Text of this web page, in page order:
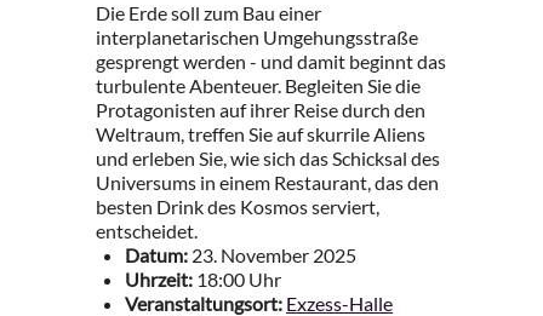
Die Erde soll zum Bau einer
interplanetarischen Umgehungsstraße
gesprengt werden - und damit beginnt das
turbulente Abenteuer. Begleiten Sie die
Protagonisten auf ihrer Reise durch den
Weltraum, treffen Sie auf skurrile Aliens
und erleben Sie, wie sich das Schicksal des
Universums in einem Restaurant, das den
besten Drink des Kosmos serviert,
entscheidet.
Datum: 23. November 2025
Uhrzeit: 18:00 Uhr
Veranstaltungsort: Exzess-Halle